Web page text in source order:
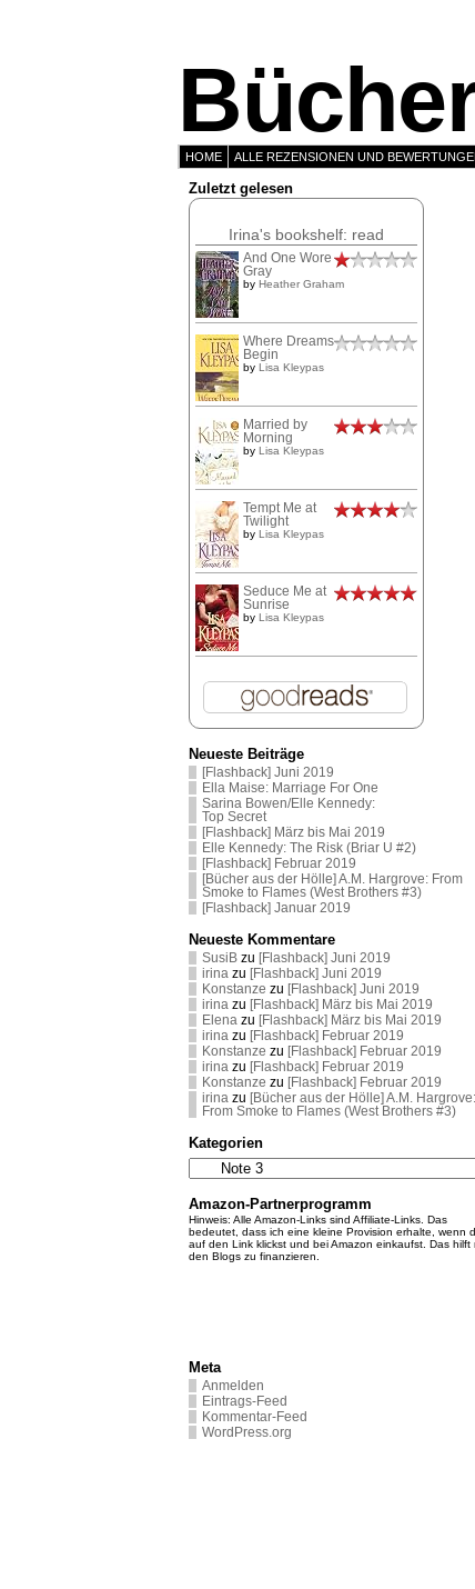
HOME ALLE REZENSIONEN UND
Zuletzt gelesen
Irina's bookshelf: read
And One Wore
Gray
by Heather Graham
Where Dreams
Begin
by Lisa Kleypas
Married by
Morning
by Lisa Kleypas
Tempt Me at
Twilight
by Lisa Kleypas
Seduce Me at
Sunrise
by Lisa Kleypas
Neueste Beiträge
[Flashback] Juni 2019
Ella Maise: Marriage For One
Sarina Bowen/Elle Kennedy:
Top Secret
[Flashback] März bis Mai 2019
Elle Kennedy: The Risk (Briar U #2)
[Flashback] Februar 2019
[Bücher aus der Hölle] A.M. Hargrove: From
Smoke to Flames (West Brothers #3)
[Flashback] Januar 2019
Neueste Kommentare
SusiB zu [Flashback] Juni 2019
irina zu [Flashback] Juni 2019
Konstanze zu [Flashback] Juni 2019
irina zu [Flashback] März bis Mai 2019
Elena zu [Flashback] März bis Mai 2019
irina zu [Flashback] Februar 2019
Konstanze zu [Flashback] Februar 2019
irina zu [Flashback] Februar 2019
Konstanze zu [Flashback] Februar 2019
irina zu [Bücher aus der Hölle] A.M. Hargrove:
From Smoke to Flames (West Brothers #3)
Kategorien
Kategorien
Amazon-Partnerprogramm
Hinweis: Alle Amazon-Links sind Affiliate-Links. Das
bedeutet, dass ich eine kleine Provision erhalte, wenn
auf den Link klickst und bei Amazon einkaufst. Das hilft
den Blogs zu finanzieren.
Meta
Anmelden
Eintrags-Feed
Kommentar-Feed
WordPress.org